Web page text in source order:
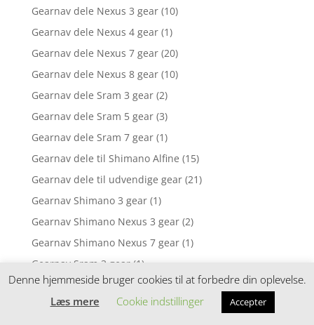
Gearnav dele Nexus 3 gear (10)
Gearnav dele Nexus 4 gear (1)
Gearnav dele Nexus 7 gear (20)
Gearnav dele Nexus 8 gear (10)
Gearnav dele Sram 3 gear (2)
Gearnav dele Sram 5 gear (3)
Gearnav dele Sram 7 gear (1)
Gearnav dele til Shimano Alfine (15)
Gearnav dele til udvendige gear (21)
Gearnav Shimano 3 gear (1)
Gearnav Shimano Nexus 3 gear (2)
Gearnav Shimano Nexus 7 gear (1)
Gearnav Sram 3 gear (1)
Gearvælger & drejegreb (264)
Gearvælger til Shimano Nexus til indvendige gear
Denne hjemmeside bruger cookies til at forbedre din oplevelse.
Læs mere
Cookie indstillinger Accepter